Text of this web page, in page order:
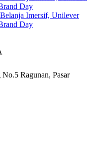
Imersif, Unilever
Day
Ragunan, Pasar